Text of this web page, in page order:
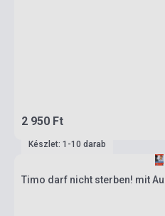
2 950 Ft
Készlet: 1-10 darab
Timo darf nicht sterben! mit